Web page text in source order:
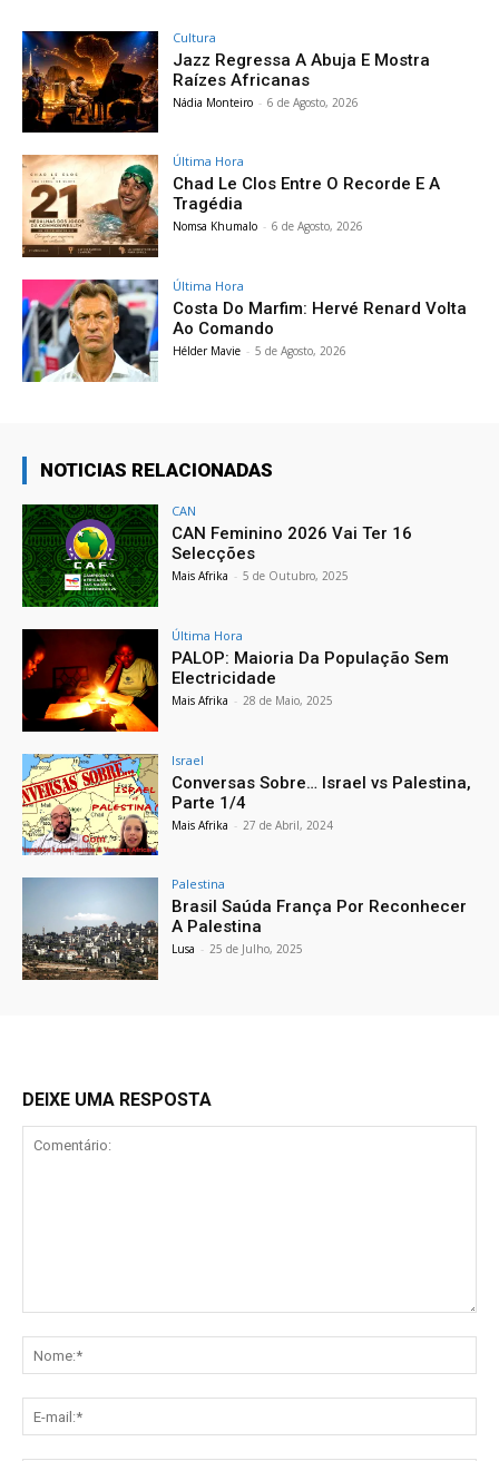
Cultura
Jazz Regressa A Abuja E Mostra
Raízes Africanas
Nádia Monteiro - 6 de Agosto, 2026
Última Hora
Chad Le Clos Entre O Recorde E A
Tragédia
Nomsa Khumalo - 6 de Agosto, 2026
Última Hora
Costa Do Marfim: Hervé Renard Volta
Ao Comando
Hélder Mavie - 5 de Agosto, 2026
NOTICIAS RELACIONADAS
CAN
CAN Feminino 2026 Vai Ter 16
Selecções
Mais Afrika - 5 de Outubro, 2025
Última Hora
PALOP: Maioria Da População Sem
Electricidade
Mais Afrika - 28 de Maio, 2025
Israel
Conversas Sobre… Israel vs Palestina,
Parte 1/4
Mais Afrika - 27 de Abril, 2024
Palestina
Brasil Saúda França Por Reconhecer
A Palestina
Lusa - 25 de Julho, 2025
DEIXE UMA RESPOSTA